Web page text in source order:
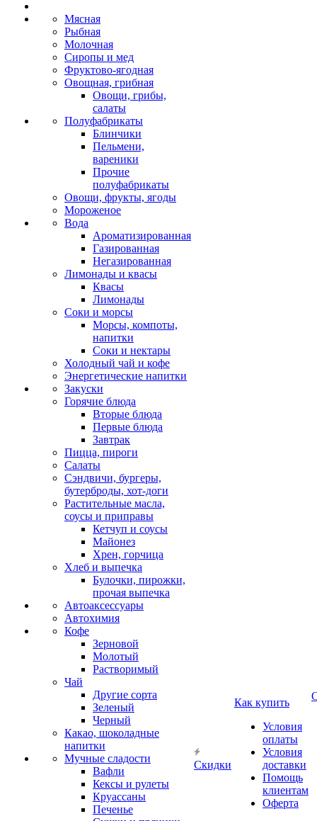
Мясная
Рыбная
Молочная
Сиропы и мед
Фруктово-ягодная
Овощная, грибная
Овощи, грибы,
салаты
Полуфабрикаты
Блинчики
Пельмени,
вареники
Прочие
полуфабрикаты
Овощи, фрукты, ягоды
Мороженое
Вода
Ароматизированная
Газированная
Негазированная
Лимонады и квасы
Квасы
Лимонады
Соки и морсы
Морсы, компоты,
напитки
Соки и нектары
Холодный чай и кофе
Энергетические напитки
Закуски
Горячие блюда
Вторые блюда
Первые блюда
Завтрак
Пицца, пироги
Салаты
Сэндвичи, бургеры,
бутерброды, хот-доги
Растительные масла,
соусы и приправы
Кетчуп и соусы
Майонез
Хрен, горчица
Хлеб и выпечка
Булочки, пирожки,
прочая выпечка
Автоаксессуары
Автохимия
Кофе
Зерновой
Молотый
Растворимый
Чай
Другие сорта
Зеленый
Черный
Какао, шоколадные
напитки
Мучные сладости
Вафли
Кексы и рулеты
Круассаны
Печенье
Скидки
Как купить
Условия
оплаты
Условия
доставки
Помощь
клиентам
Оферта